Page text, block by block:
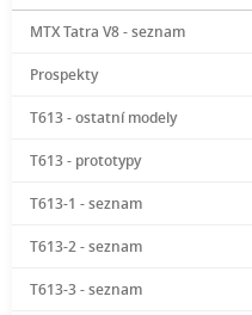
MTX Tatra V8 - seznam
Prospekty
T613 - ostatní modely
T613 - prototypy
T613-1 - seznam
T613-2 - seznam
T613-3 - seznam